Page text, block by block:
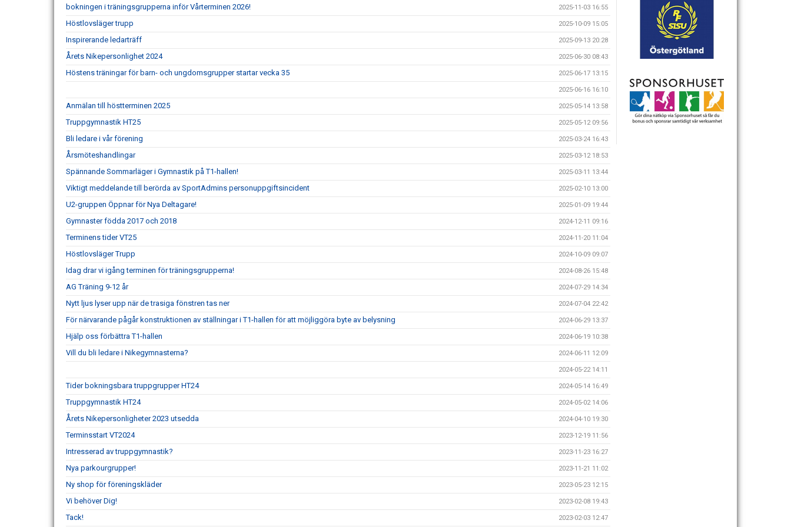
bokningen i träningsgrupperna inför Vårterminen 2026! 2025-11-03 16:55
Höstlovsläger trupp 2025-10-09 15:05
Inspirerande ledarträff 2025-09-13 20:28
Årets Nikepersonlighet 2024 2025-06-30 08:43
Höstens träningar för barn- och ungdomsgrupper startar vecka 35 2025-06-17 13:15
2025-06-16 16:10
Anmälan till höstterminen 2025 2025-05-14 13:58
Truppgymnastik HT25 2025-05-12 09:56
Bli ledare i vår förening 2025-03-24 16:43
Årsmöteshandlingar 2025-03-12 18:53
Spännande Sommarläger i Gymnastik på T1-hallen! 2025-03-11 13:44
Viktigt meddelande till berörda av SportAdmins personuppgiftsincident 2025-02-10 13:00
U2-gruppen Öppnar för Nya Deltagare! 2025-01-09 19:44
Gymnaster födda 2017 och 2018 2024-12-11 09:16
Terminens tider VT25 2024-11-20 11:04
Höstlovsläger Trupp 2024-10-09 09:07
Idag drar vi igång terminen för träningsgrupperna! 2024-08-26 15:48
AG Träning 9-12 år 2024-07-29 14:34
Nytt ljus lyser upp när de trasiga fönstren tas ner 2024-07-04 22:42
För närvarande pågår konstruktionen av ställningar i T1-hallen för att möjliggöra byte av belysning 2024-06-29 13:37
Hjälp oss förbättra T1-hallen 2024-06-19 10:38
Vill du bli ledare i Nikegymnasterna? 2024-06-11 12:09
2024-05-22 14:11
Tider bokningsbara truppgrupper HT24 2024-05-14 16:49
Truppgymnastik HT24 2024-05-02 14:06
Årets Nikepersonligheter 2023 utsedda 2024-04-10 19:30
Terminsstart VT2024 2023-12-19 11:56
Intresserad av truppgymnastik? 2023-11-23 16:27
Nya parkourgrupper! 2023-11-21 11:02
Ny shop för föreningskläder 2023-05-23 12:15
Vi behöver Dig! 2023-02-08 19:43
Tack! 2023-02-03 12:47